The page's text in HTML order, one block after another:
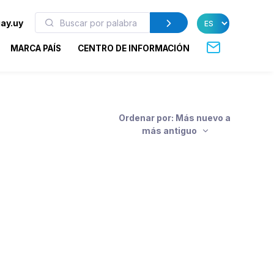
MARCA PAÍS CENTRO DE INFORMACIÓN
Ordenar por: Más nuevo a
más antiguo